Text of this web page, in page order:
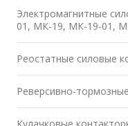
Электромагнитные
01, МК-19, МК-19-01,
Реостатные силовые
Реверсивно-